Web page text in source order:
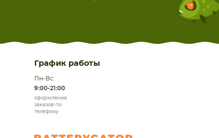
График работы
Пн-Вс:
9:00-21:00
оформление
заказов по
телефону